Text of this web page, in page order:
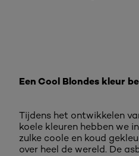
Een Cool Blondes kleur
Tijdens het ontwikkelen
koele kleuren hebben we
zulke coole en koud
over heel de wereld. De